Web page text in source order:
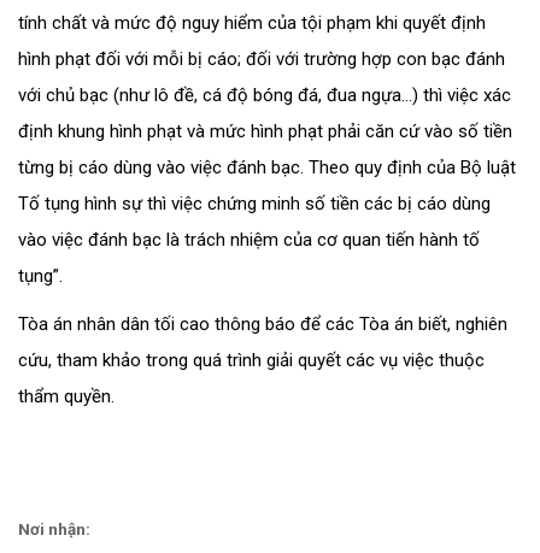
tính chất và mức độ nguy hiểm của tội phạm khi quyết định
hình phạt đối với mỗi bị cáo; đối với trường hợp con bạc đánh
với chủ bạc (như lô đề, cá độ bóng đá, đua ngựa…) thì việc xác
định khung hình phạt và mức hình phạt phải căn cứ vào số tiền
từng bị cáo dùng vào việc đánh bạc. Theo quy định của Bộ luật
Tố tụng hình sự thì việc chứng minh số tiền các bị cáo dùng
vào việc đánh bạc là trách nhiệm của cơ quan tiến hành tố
tụng”.
Tòa án nhân dân tối cao thông báo để các Tòa án biết, nghiên
cứu, tham khảo trong quá trình giải quyết các vụ việc thuộc
thẩm quyền.
Nơi nhận: